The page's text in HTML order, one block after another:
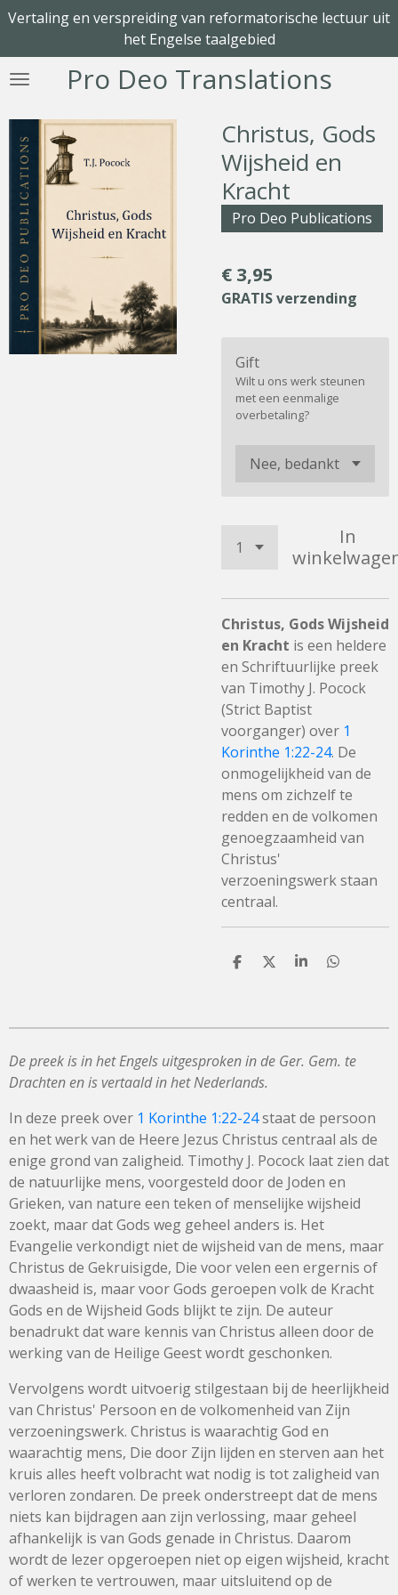
Ga
naar
de
Pro Deo Translations
Vertaling en verspreiding van reformatorische lectuur uit
het Engelse taalgebied
Christus, Gods
Wijsheid en
Kracht
Pro Deo Publications
€ 3,95
GRATIS verzending
Gift
Wilt u ons werk steunen
met een eenmalige
overbetaling?
In
Christus, Gods Wijsheid
en Kracht is een heldere
en Schriftuurlijke preek
van Timothy J. Pocock
(Strict Baptist
voorganger) over 1
Korinthe 1:22-24. De
onmogelijkheid van de
mens om zichzelf te
redden en de volkomen
genoegzaamheid van
Christus'
verzoeningswerk staan
centraal.
D
n
D
S
e
D
n
De preek is in het Engels uitgesproken in de Ger. Gem. te
Drachten en is vertaald in het Nederlands.
In deze preek over 1 Korinthe 1:22-24staat de persoon
en het werk van de Heere Jezus Christus centraal als de
enige grond van zaligheid. Timothy J. Pocock laat zien dat
de natuurlijke mens, voorgesteld door de Joden en
Grieken, van nature een teken of menselijke wijsheid
zoekt, maar dat Gods weg geheel anders is. Het
Evangelie verkondigt niet de wijsheid van de mens, maar
Christus de Gekruisigde, Die voor velen een ergernis of
dwaasheid is, maar voor Gods geroepen volk de Kracht
Gods en de Wijsheid Gods blijkt te zijn. De auteur
benadrukt dat ware kennis van Christus alleen door de
werking van de Heilige Geest wordt geschonken.
Vervolgens wordt uitvoerig stilgestaan bij de heerlijkheid
van Christus' Persoon en de volkomenheid van Zijn
verzoeningswerk. Christus is waarachtig God en
waarachtig mens, Die door Zijn lijden en sterven aan het
kruis alles heeft volbracht wat nodig is tot zaligheid van
verloren zondaren. De preek onderstreept dat de mens
niets kan bijdragen aan zijn verlossing, maar geheel
afhankelijk is van Gods genade in Christus. Daarom
wordt de lezer opgeroepen niet op eigen wijsheid, kracht
of werken te vertrouwen, maar uitsluitend op de